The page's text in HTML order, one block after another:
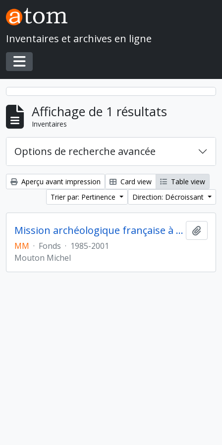
Skip to main content
Inventaires et archives en ligne
Toggle navigation
Affichage de 1 résultats
Inventaires
Options de recherche avancée
Aperçu avant impression Card view
Table view
Trier par: Pertinence
Direction: Décroissant
Mission archéologique française à Sharjah (Émirats arabes unis)
MM · Fonds · 1985-2001
Mouton Michel